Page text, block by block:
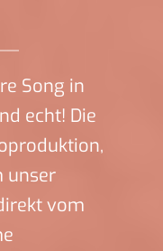
Song in
echt! Die
unser
vom